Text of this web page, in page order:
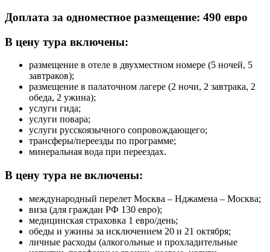
Доплата за одноместное размещение: 490 евро
В цену тура включены:
размещение в отеле в двухместном номере (5 ночей, 5
завтраков);
размещение в палаточном лагере (2 ночи, 2 завтрака, 2
обеда, 2 ужина);
услуги гида;
услуги повара;
услуги русскоязычного сопровождающего;
трансферы/переезды по программе;
минеральная вода при переездах.
В цену тура не включены:
международный перелет Москва – Нджамена – Москва;
виза (для граждан РФ 130 евро);
медицинская страховка 1 евро/день;
обеды и ужины за исключением 20 и 21 октября;
личные расходы (алкогольные и прохладительные